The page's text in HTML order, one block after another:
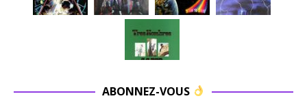
ABONNEZ-VOUS